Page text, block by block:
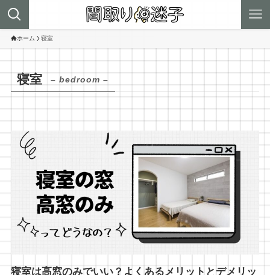
ホーム 寝室
寝室 – bedroom –
寝室は高窓のみでいい？よくあるメリットとデメリッ